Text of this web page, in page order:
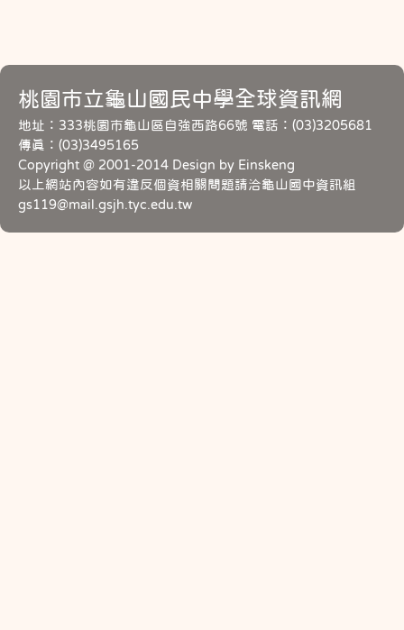
桃園市立龜山國民中學全球資訊網
地址：333桃園市龜山區自強西路66號 電話：(03)3205681
傳真：(03)3495165
Copyright @ 2001-2014 Design by Einskeng
以上網站內容如有違反個資相關問題請洽龜山國中資訊組
gs119@mail.gsjh.tyc.edu.tw